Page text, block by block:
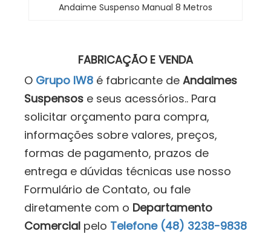
Andaime Suspenso Manual 8 Metros
FABRICAÇÃO E VENDA
O Grupo IW8 é fabricante de Andaimes
Suspensos e seus acessórios.. Para
solicitar orçamento para compra,
informações sobre valores, preços,
formas de pagamento, prazos de
entrega e dúvidas técnicas use nosso
Formulário de Contato, ou fale
diretamente com o Departamento
Comercial pelo Telefone (48) 3238-9838